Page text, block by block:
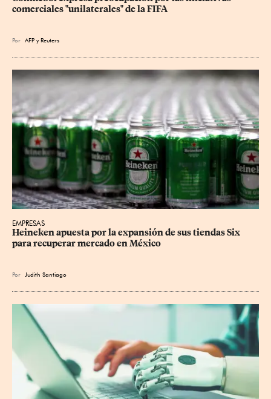
comerciales "unilaterales" de la FIFA
Por AFP yReuters
EMPRESAS
Heineken apuesta por la expansión de sus tiendas Six
para recuperar mercado en México
Por Judith Santiago